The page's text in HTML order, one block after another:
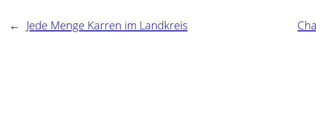
← Jede Menge Karren im Landkreis